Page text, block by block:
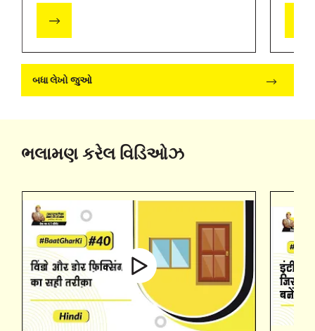
બધા લેખો જુઓ
ભલામણ કરેલ વિડિઓઝ